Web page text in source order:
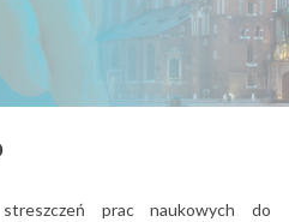
streszczeń prac naukowych do